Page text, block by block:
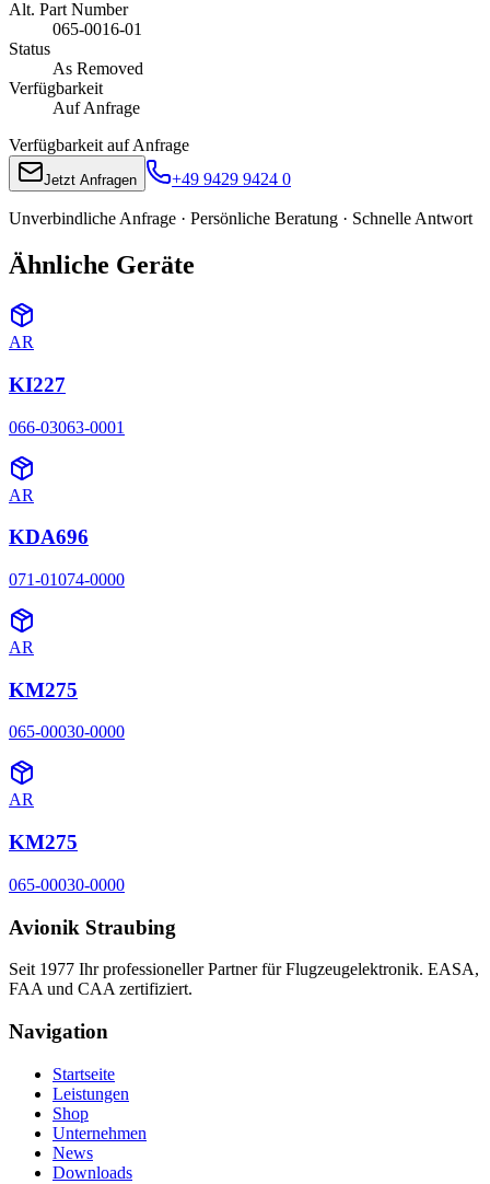
Alt. Part Number
065-0016-01
Status
As Removed
Verfügbarkeit
Auf Anfrage
Verfügbarkeit auf Anfrage
Jetzt Anfragen +49 9429 9424 0
Unverbindliche Anfrage · Persönliche Beratung · Schnelle Antwort
Ähnliche Geräte
AR
KI227
066-03063-0001
AR
KDA696
071-01074-0000
AR
KM275
065-00030-0000
AR
KM275
065-00030-0000
Avionik Straubing
Seit 1977 Ihr professioneller Partner für Flugzeugelektronik. EASA,
FAA und CAA zertifiziert.
Navigation
Startseite
Leistungen
Shop
Unternehmen
News
Downloads